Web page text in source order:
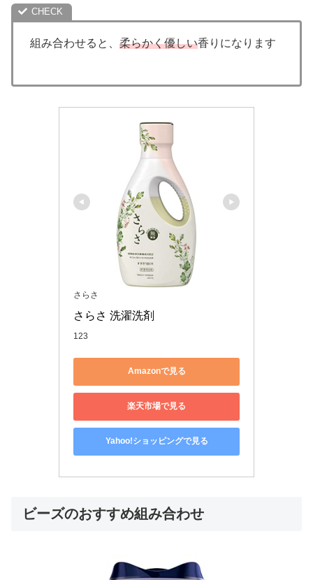
組み合わせると、 柔らかく優しい香りになります
さらさ
さらさ 洗濯洗剤
123
Amazonで見る
楽天市場で見る
Yahoo!ショッピングで見る
ビーズのおすすめ組み合わせ